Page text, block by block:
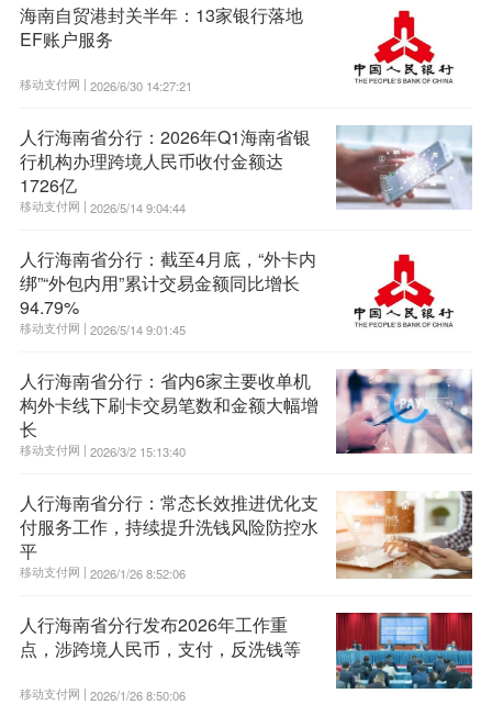
海南自贸港封关半年：13家银行落地
EF账户服务
移动支付网 | 2026/6/30 14:27:21
人行海南省分行：2026年Q1海南省银
行机构办理跨境人民币收付金额达
1726亿
移动支付网 | 2026/5/14 9:04:44
人行海南省分行：截至4月底，“外卡内
绑”“外包内用”累计交易金额同比增长
94.79%
移动支付网 | 2026/5/14 9:01:45
人行海南省分行：省内6家主要收单机
构外卡线下刷卡交易笔数和金额大幅增
长
移动支付网 | 2026/3/2 15:13:40
人行海南省分行：常态长效推进优化支
付服务工作，持续提升洗钱风险防控水
平
移动支付网 | 2026/1/26 8:52:06
人行海南省分行发布2026年工作重
点，涉跨境人民币，支付，反洗钱等
移动支付网 | 2026/1/26 8:50:06